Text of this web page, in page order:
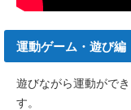
運動ゲーム・遊び編
遊びながら運動がで
す。